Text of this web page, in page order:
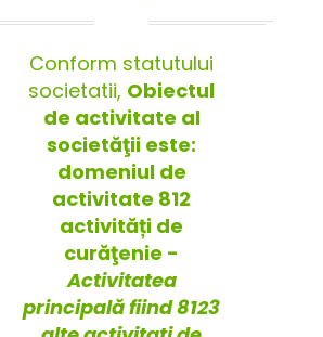
Conform statutului
societatii, Obiectul
de activitate al
societăţii este:
domeniul de
activitate 812
activități de
curăţenie -
Activitatea
principală fiind 8123